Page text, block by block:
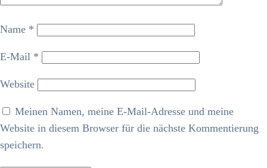
Name *
E-Mail *
Website
Meinen Namen, meine E-Mail-Adresse und meine
Website in diesem Browser für die nächste Kommentierung
speichern.